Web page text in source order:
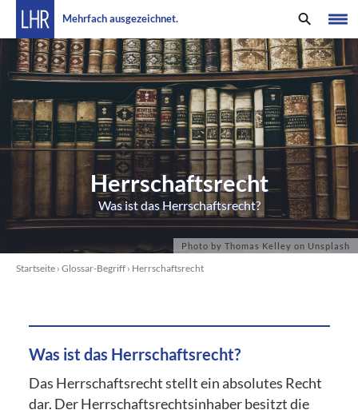
Mehrfach ausgezeichnet.
Herrschaftsrecht
Was ist das Herrschaftsrecht?
Startseite › Glossar-Begriff › Herrschaftsrecht
Was ist das Herrschaftsrecht?
Das Herrschaftsrecht stellt ein absolutes Recht
dar. Der Herrschaftsrechtsinhaber besitzt die